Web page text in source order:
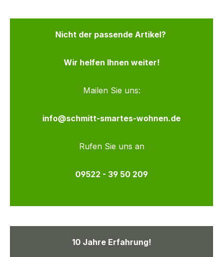
Nicht der passende Artikel?
Wir helfen Ihnen weiter!
Mailen Sie uns:
info@schmitt-smartes-wohnen.de
Rufen Sie uns an
09522 - 39 50 209
10 Jahre Erfahrung!